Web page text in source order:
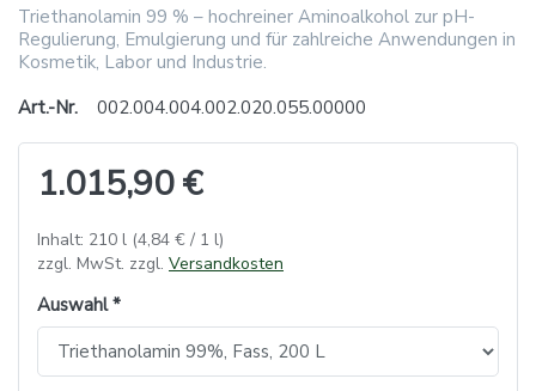
Triethanolamin 99 % – hochreiner Aminoalkohol zur pH-
Regulierung, Emulgierung und für zahlreiche Anwendungen in
Kosmetik, Labor und Industrie.
Art.-Nr.
002.004.004.002.020.055.00000
1.015,90 €
Inhalt: 210 l (4,84 € / 1 l)
zzgl. MwSt. zzgl. Versandkosten
Auswahl